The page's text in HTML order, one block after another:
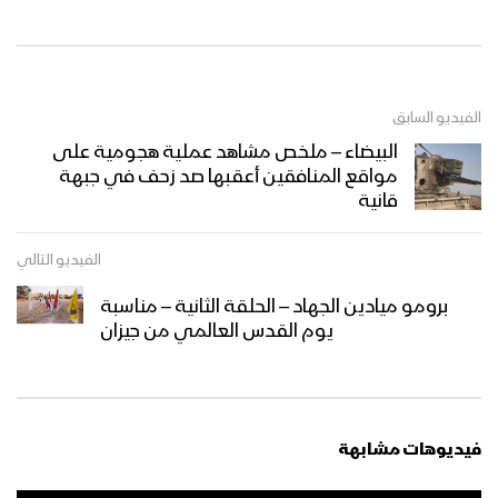
طوفان الأحرار | عيسى الليث 1445هـ
الفيديو السابق
البيضاء – ملخص مشاهد عملية هجومية على
مواقع المنافقين أعقبها صد زحف في جبهة
قانية
الفيديو التالي
برومو ميادين الجهاد – الحلقة الثانية – مناسبة
يوم القدس العالمي من جيزان
فيديوهات مشابهة